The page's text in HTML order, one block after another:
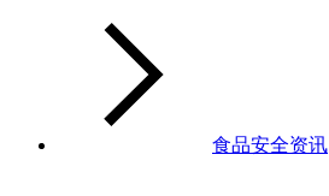
食品安全资讯